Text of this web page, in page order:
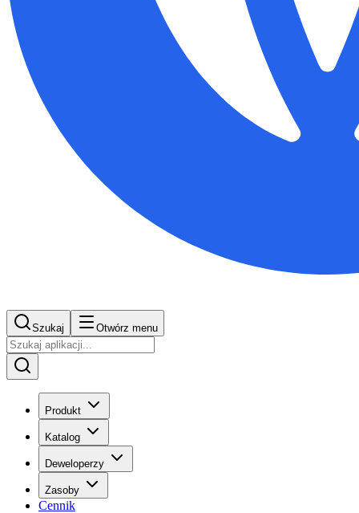
Szukaj Otwórz menu
Produkt
Katalog
Deweloperzy
Zasoby
Cennik